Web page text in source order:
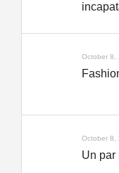
October 8,
October 8,
Un par